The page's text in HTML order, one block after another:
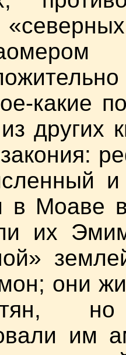
какие
других
Моаве в
их
они
им